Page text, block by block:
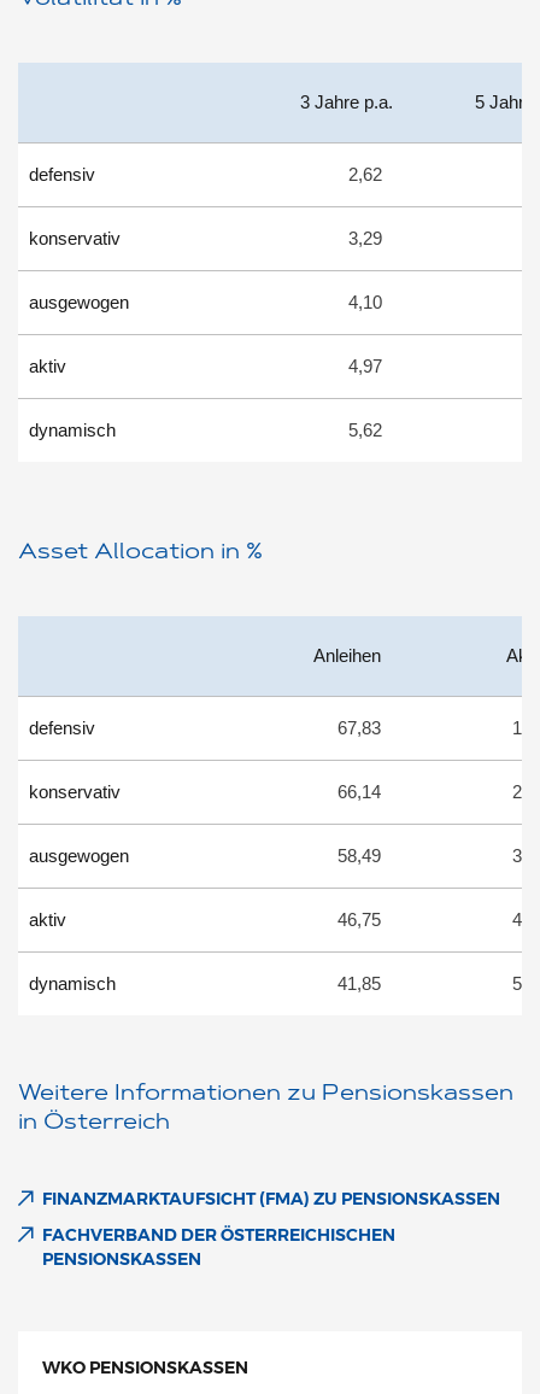
3 Jahre p.a. 5 Jahre
defensiv 2,62
konservativ 3,29
ausgewogen 4,10
aktiv 4,97
dynamisch 5,62
Asset Allocation in %
Anleihen
defensiv 67,83
konservativ 66,14
ausgewogen 58,49
aktiv 46,75
dynamisch 41,85
Weitere Informationen zu Pensionskassen
in Österreich
FINANZMARKTAUFSICHT (FMA) ZU PENSIONSKASSEN
FACHVERBAND DER ÖSTERREICHISCHEN
PENSIONSKASSEN
WKO PENSIONSKASSEN